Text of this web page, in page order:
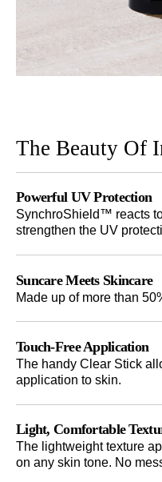
The Beauty Of
Powerful UV Protection
SynchroShield™ reacts
strengthen the UV
Suncare Meets Skincare
Made up of more than
Touch-Free Application
The handy Clear Stick
application to skin.
Light, Comfortable
The lightweight texture
on any skin tone. No